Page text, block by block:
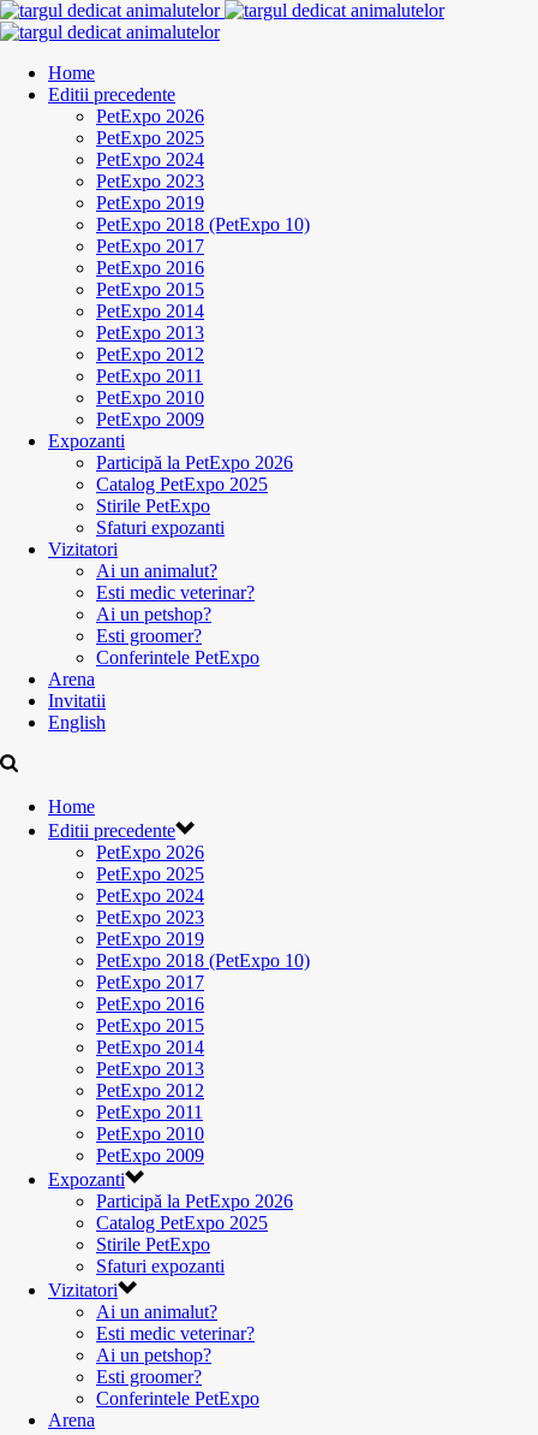
Home
Editii precedente
PetExpo 2026
PetExpo 2025
PetExpo 2024
PetExpo 2023
PetExpo 2019
PetExpo 2018 (PetExpo 10)
PetExpo 2017
PetExpo 2016
PetExpo 2015
PetExpo 2014
PetExpo 2013
PetExpo 2012
PetExpo 2011
PetExpo 2010
PetExpo 2009
Expozanti
Participă la PetExpo 2026
Catalog PetExpo 2025
Stirile PetExpo
Sfaturi expozanti
Vizitatori
Ai un animalut?
Esti medic veterinar?
Ai un petshop?
Esti groomer?
Conferintele PetExpo
Arena
Invitatii
English
Home
Editii precedente
PetExpo 2026
PetExpo 2025
PetExpo 2024
PetExpo 2023
PetExpo 2019
PetExpo 2018 (PetExpo 10)
PetExpo 2017
PetExpo 2016
PetExpo 2015
PetExpo 2014
PetExpo 2013
PetExpo 2012
PetExpo 2011
PetExpo 2010
PetExpo 2009
Expozanti
Participă la PetExpo 2026
Catalog PetExpo 2025
Stirile PetExpo
Sfaturi expozanti
Vizitatori
Ai un animalut?
Esti medic veterinar?
Ai un petshop?
Esti groomer?
Conferintele PetExpo
Arena